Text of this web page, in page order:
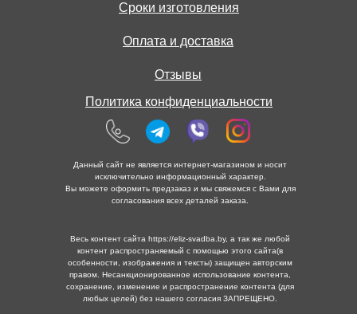
Оплата и доставка
Политика конфиденциальности
Отзывы
Сроки изготовления
Данный сайт не является интернет-магазином и носит
исключительно информационный характер.
Вы можете оформить предзаказ и мы свяжемся с Вами для
согласования всех деталей заказа.
Весь контент сайта https://eliz-svadba.by, а так же любой
контент распространяемый с помощью этого сайта(в
особенности, изображения и тексты) защищен авторским
правом. Несанкционированное использование контента,
сохранение, изменение и распространение контента (для
любых целей) без нашего согласия ЗАПРЕЩЕНО.